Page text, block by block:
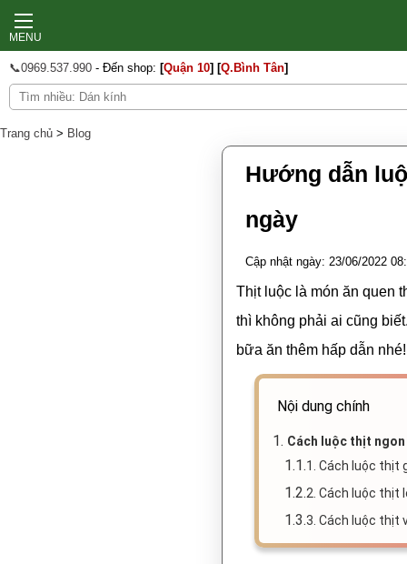
MENU
📞0969.537.990 - Đến shop: [Quận 10] [Q.Bình Tân]
Tranh treo tường
Trang chủ > Blog
Hướng dẫn
ngày
Cập nhật ngày: 23/06/2022
Thịt luộc là món ăn quen
thì không phải ai cũng
bữa ăn thêm hấp dẫn nhé!
Nội dung chính
1. Cách luộc thịt ngon
1.1.1. Cách luộc thịt
1.2.2. Cách luộc thịt
1.3.3. Cách luộc thịt